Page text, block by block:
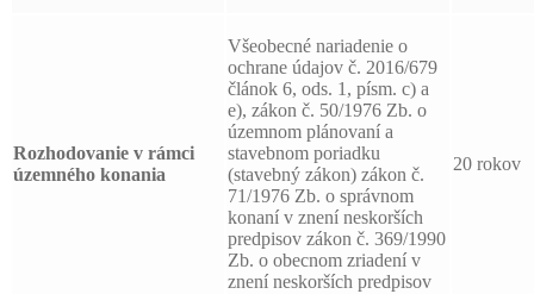
Rozhodovanie v rámci
územného konania
Všeobecné nariadenie o
ochrane údajov č. 2016/679
článok 6, ods. 1, písm. c) a
e), zákon č. 50/1976 Zb. o
územnom plánovaní a
stavebnom poriadku
(stavebný zákon) zákon č.
71/1976 Zb. o správnom
konaní v znení neskorších
predpisov zákon č. 369/1990
Zb. o obecnom zriadení v
znení neskorších predpisov
20 rokov